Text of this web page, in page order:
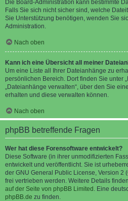
Die Board-Administration kann bestimmte
Falls Sie sich nicht sicher sind, welche
Sie Unterstützung benötigen, wenden Sie
Administration.
Nach oben
Kann ich eine Übersicht all meiner
Um eine Liste all Ihrer Dateianhänge zu
persönlichen Bereich. Dort finden Sie unter
„Dateianhänge verwalten“, über den Sie
erhalten und diese verwalten können.
Nach oben
phpBB betreffende Fragen
Wer hat diese Forensoftware entwickelt?
Diese Software (in ihrer unmodifizierten
entwickelt und veröffentlicht. Sie ist
der GNU General Public License, Version 2
frei vertrieben werden. Weitere Details
auf der Seite von phpBB Limited . Eine
phpBB.de zu finden.